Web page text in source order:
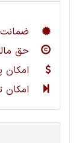
حق